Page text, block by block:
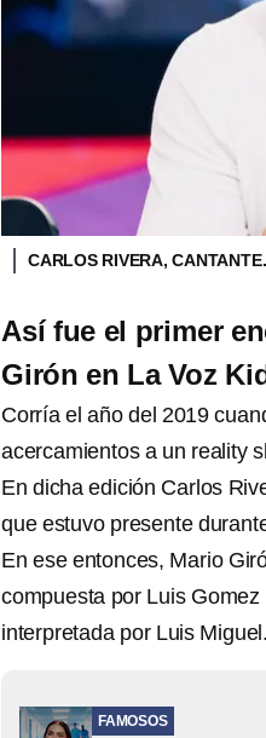
CARLOS RIVERA, CANTANTE.
Así fue el primer
Girón en La Voz
Corría el año del 2019
acercamientos a un reality
En dicha edición Carlos
que estuvo presente
En ese entonces, Mario
compuesta por Luis
interpretada por Luis Miguel.
FAMOSOS